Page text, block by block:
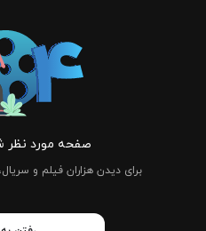
صفحه مورد نظر
برای دیدن هزاران فیلم و